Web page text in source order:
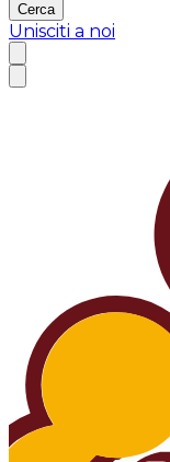
Cerca
Unisciti a noi